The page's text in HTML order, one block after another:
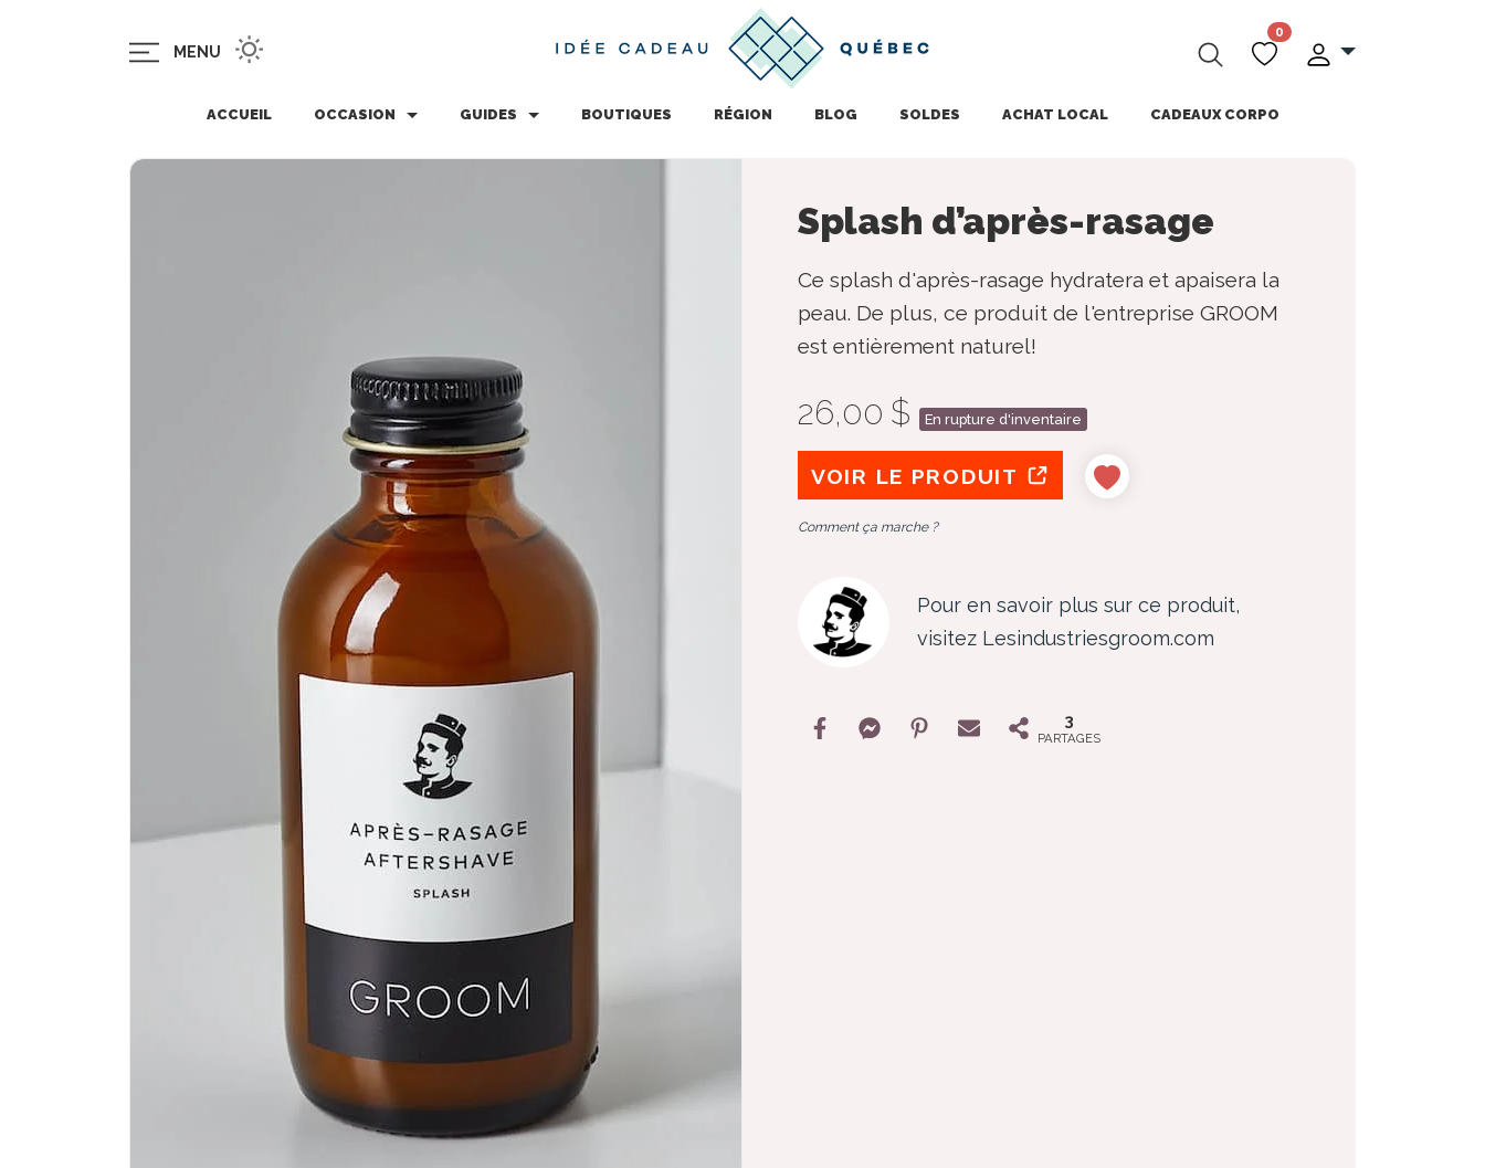
MENU
0
ACCUEIL OCCASION GUIDES BOUTIQUES RÉGION BLOG SOLDES ACHAT LOCAL CADEAUX CORPO
Splash d’après-rasage
Ce splash d'après-rasage hydratera et apaisera la
peau. De plus, ce produit de l'entreprise GROOM
est entièrement naturel!
26,00 $ En rupture d'inventaire
VOIR LE PRODUIT
Comment ça marche ?
Pour en savoir plus sur ce produit,
visitez Lesindustriesgroom.com
3
PARTAGES